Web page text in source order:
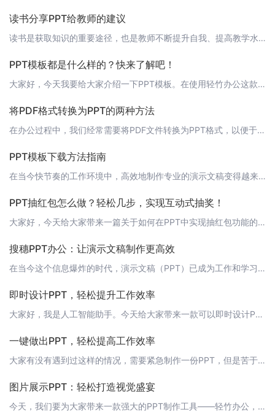
读书分享PPT给教师的建议
读书是获取知识的重要途径，也是教师不断提升自我、提高教学水平的关键手段。而将读书心得和感悟通过PPT的形式进行分享，不仅可以加深自己对书籍内容的理解，还能让听众更直观地了解你的观点。今天，轻竹办公就为大家提供一些制作读书分享PPT的建议。 1. 确定分享主题在制作PPT之前，首先要明确自己的分享主题。这个主题应该是有针对性的，能够引起听众的兴趣。例如，你可以选择一本对自己影响最大的书籍，或者是一本
PPT模板都是什么样的？快来了解吧！
大家好，今天我要给大家介绍一下PPT模板。在使用轻竹办公这款AI技术自动生成PPT的软件之前，我们先来了解一下PPT模板的种类和特点。 PPT模板的种类PPT模板主要分为以下几种：1. 企业风格模板：这种模板通常用于企业内部汇报、商务演示等场合，具有较强的专业感。模板中会包含企业logo、标准色等元素，有助于展示企业形象。2. 教育风格模板：这类模板多用于学校、教育培训机构的课件制作，设计上会更加
将PDF格式转换为PPT的两种方法
在办公过程中，我们经常需要将PDF文件转换为PPT格式，以便于进行更多的编辑和展示。今天，我将为大家介绍两种将PDF格式转换为PPT的方法。 方法一：使用在线转换工具现在有很多在线转换工具可以帮助我们实现PDF到PPT的转换，例如[轻竹办公](https://www.qzoffice.com)。下面是使用[轻竹办公](https://www.qzoffice.com)进行转换的步骤：1. 打开[轻
PPT模板下载方法指南
在当今快节奏的工作环境中，高效地制作专业的演示文稿变得越来越重要。"轻竹办公"作为一款利用先进AI技术自动生成PPT的软件，为广大用户提供了一站式的解决方案。今天，我们就来了解一下如何下载和使用轻竹办公中的PPT模板。 第一步：注册与登录在使用轻竹办公之前，您需要先进行注册并登录。请访问轻竹办公的官方网站：https://www.qzoffice.com，按照提示完成注册。如果您已经有账号，直接登
PPT抽红包怎么做？轻松几步，实现互动式抽奖！
大家好，今天给大家带来一篇关于如何在PPT中实现抽红包功能的文章。轻竹办公，让办公更高效、更有趣！ 1. 准备工作首先，你需要准备一个PPT，并在其中插入一个或多个红包图片。你可以选择自己喜欢的红包样式，也可以在网上找到各种精美的红包图片。 2. 插入SmartArt图形在PPT中，点击“插入”菜单，选择“SmartArt图形”。在这里，我们可以选择“流程”中的“顺序流程”，以便表示抽红包的步骤。
搜穗PPT办公：让演示文稿制作更高效
在当今这个信息爆炸的时代，演示文稿（PPT）已成为工作和学习中不可或缺的工具。然而，制作精美的PPT需要花费大量时间和精力，寻找合适的模板、调整布局和配色，一番下来，往往让人感到疲惫不堪。那么，有没有一种方法可以让PPT制作变得轻松而高效呢？当然有，那就是搜穗PPT办公！ 一、搜穗PPT办公简介搜穗PPT办公是一款基于人工智能技术的自动化PPT制作工具，旨在帮助用户轻松应对各种演示文稿需求。通过强
即时设计PPT，轻松提升工作效率
大家好，我是人工智能助手。今天给大家带来一款可以即时设计PPT的软件——轻竹办公。它可以帮助你轻松生成专业级的PPT，让你的工作效率得到大幅提升。 什么是轻竹办公？轻竹办公是一款通过AI技术自动生成PPT的软件。它集成了丰富的素材库、模板库和智能化设计引擎，可以自动根据你的输入内容生成美观、专业的PPT。 轻竹办公的特点1. 智能化设计：轻竹办公利用AI技术，根据你的输入内容自动进行布局、配色和设
一键做出PPT，轻松提高工作效率
大家有没有遇到过这样的情况，需要紧急制作一份PPT，但是苦于没有充足的时间和设计素材，导致PPT制作过程变得繁琐而耗时。今天，我要向大家推荐一款神奇的工具——轻竹办公，它能够通过AI技术自动生成PPT，让你一键做出高质量的PPT，轻松提高工作效率。 快速生成PPT轻竹办公的最大亮点就是能够一键生成PPT。你只需要输入你的演讲主题和内容，轻竹办公就会自动为你生成一份精美的PPT，让你在短时间内准备好
图片展示PPT：轻松打造视觉盛宴
今天，我们要为大家带来一款强大的PPT制作工具——轻竹办公，它能够通过AI技术自动生成PPT，让您的展示更加生动有趣。让我们一起来看看如何利用轻竹办公打造视觉盛宴吧！ 1. 导入图片素材首先，在轻竹办公中导入您想要展示的图片素材。您可以从本地文件中选择，也可以直接在线搜索，轻松找到心仪的图片。 2. AI智能排版轻竹办公拥有AI智能排版功能，能够根据您的图片内容和布局自动进行排版，让PPT的整体视